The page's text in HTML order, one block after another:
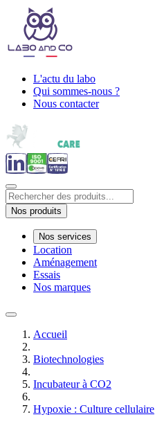
L'actu du labo
Qui sommes-nous ?
Nous contacter
Nos produits
Nos services
Location
Aménagement
Essais
Nos marques
Accueil
Biotechnologies
Incubateur à CO2
Hypoxie : Culture cellulaire